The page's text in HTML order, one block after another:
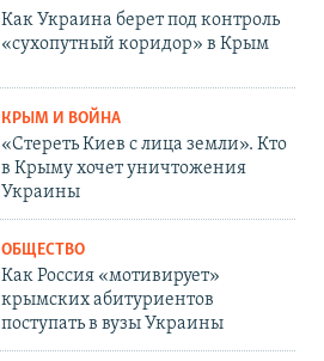
Как Украина берет под контроль
«сухопутный коридор» в Крым
КРЫМ И ВОЙНА
«Стереть Киев с лица земли». Кто
в Крыму хочет уничтожения
Украины
ОБЩЕСТВО
Как Россия «мотивирует»
крымских абитуриентов
поступать в вузы Украины